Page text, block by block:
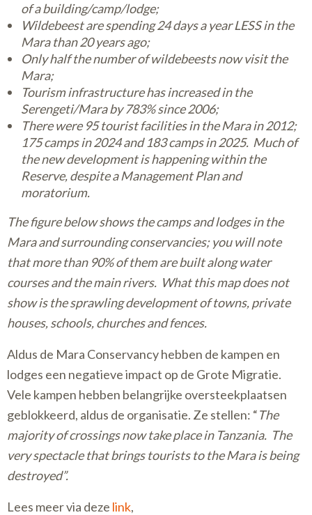
of a building/camp/lodge;
Wildebeest are spending 24 days a year LESS in the
Mara than 20 years ago;
Only half the number of wildebeests now visit the
Mara;
Tourism infrastructure has increased in the
Serengeti/Mara by 783% since 2006;
There were 95 tourist facilities in the Mara in 2012;
175 camps in 2024 and 183 camps in 2025. Much of
the new development is happening within the
Reserve, despite a Management Plan and
moratorium.
The figure below shows the camps and lodges in the
Mara and surrounding conservancies; you will note
that more than 90% of them are built along water
courses and the main rivers. What this map does not
show is the sprawling development of towns, private
houses, schools, churches and fences.
Aldus de Mara Conservancy hebben de kampen en
lodges een negatieve impact op de Grote Migratie.
Vele kampen hebben belangrijke oversteekplaatsen
geblokkeerd, aldus de organisatie. Ze stellen: “The
majority of crossings now take place in Tanzania. The
very spectacle that brings tourists to the Mara is being
destroyed”.
Lees meer via deze link,